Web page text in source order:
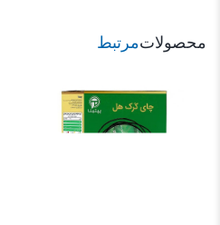
محصولاتمرتبط